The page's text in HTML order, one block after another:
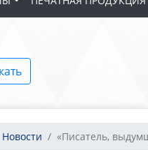
Новости «Писатель,